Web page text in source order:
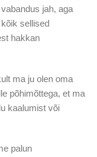
jah, aga
sellised
hakkan
ma ju olen oma
põhimõttega, et ma
kaalumist või
palun